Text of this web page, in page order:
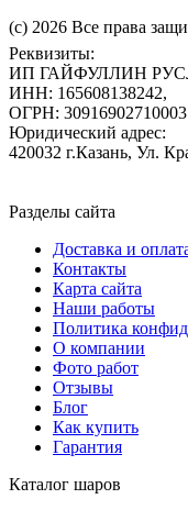
(c) 2026 Все права
Реквизиты:
ИП ГАЙФУЛЛИН
ИНН: 165608138242,
ОГРН:
Юридический адрес:
420032 г.Казань, Ул.
Разделы сайта
Доставка и
Контакты
Карта сайта
Наши работы
Политика
О компании
Фото работ
Отзывы
Блог
Как купить
Гарантия
Каталог шаров